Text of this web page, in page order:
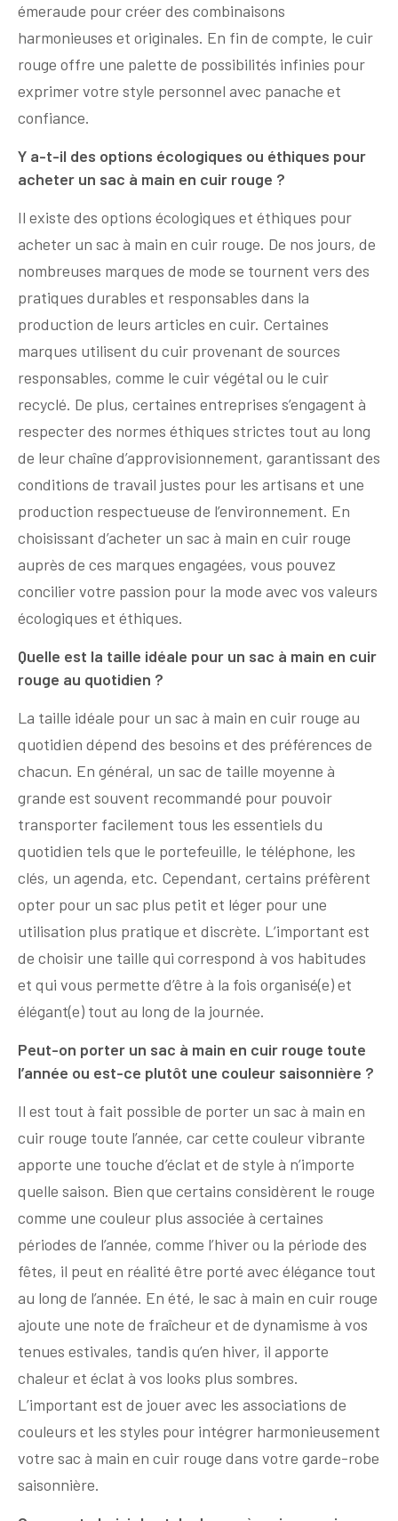
émeraude pour créer des combinaisons
harmonieuses et originales. En fin de compte, le cuir
rouge offre une palette de possibilités infinies pour
exprimer votre style personnel avec panache et
confiance.
Y a-t-il des options écologiques ou éthiques pour
acheter un sac à main en cuir rouge ?
Il existe des options écologiques et éthiques pour
acheter un sac à main en cuir rouge. De nos jours, de
nombreuses marques de mode se tournent vers des
pratiques durables et responsables dans la
production de leurs articles en cuir. Certaines
marques utilisent du cuir provenant de sources
responsables, comme le cuir végétal ou le cuir
recyclé. De plus, certaines entreprises s’engagent à
respecter des normes éthiques strictes tout au long
de leur chaîne d’approvisionnement, garantissant des
conditions de travail justes pour les artisans et une
production respectueuse de l’environnement. En
choisissant d’acheter un sac à main en cuir rouge
auprès de ces marques engagées, vous pouvez
concilier votre passion pour la mode avec vos valeurs
écologiques et éthiques.
Quelle est la taille idéale pour un sac à main en cuir
rouge au quotidien ?
La taille idéale pour un sac à main en cuir rouge au
quotidien dépend des besoins et des préférences de
chacun. En général, un sac de taille moyenne à
grande est souvent recommandé pour pouvoir
transporter facilement tous les essentiels du
quotidien tels que le portefeuille, le téléphone, les
clés, un agenda, etc. Cependant, certains préfèrent
opter pour un sac plus petit et léger pour une
utilisation plus pratique et discrète. L’important est
de choisir une taille qui correspond à vos habitudes
et qui vous permette d’être à la fois organisé(e) et
élégant(e) tout au long de la journée.
Peut-on porter un sac à main en cuir rouge toute
l’année ou est-ce plutôt une couleur saisonnière ?
Il est tout à fait possible de porter un sac à main en
cuir rouge toute l’année, car cette couleur vibrante
apporte une touche d’éclat et de style à n’importe
quelle saison. Bien que certains considèrent le rouge
comme une couleur plus associée à certaines
périodes de l’année, comme l’hiver ou la période des
fêtes, il peut en réalité être porté avec élégance tout
au long de l’année. En été, le sac à main en cuir rouge
ajoute une note de fraîcheur et de dynamisme à vos
tenues estivales, tandis qu’en hiver, il apporte
chaleur et éclat à vos looks plus sombres.
L’important est de jouer avec les associations de
couleurs et les styles pour intégrer harmonieusement
votre sac à main en cuir rouge dans votre garde-robe
saisonnière.